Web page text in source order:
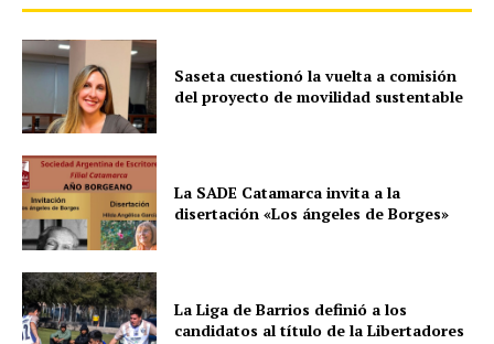
Saseta cuestionó la vuelta a comisión
del proyecto de movilidad sustentable
La SADE Catamarca invita a la
disertación «Los ángeles de Borges»
La Liga de Barrios definió a los
candidatos al título de la Libertadores